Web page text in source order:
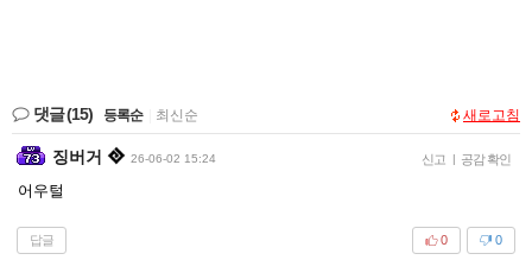
댓글(15) 등록순 최신순 새로고침
징버거 26-06-02 15:24 신고 | 공감 확인
어우털
답글 0
0